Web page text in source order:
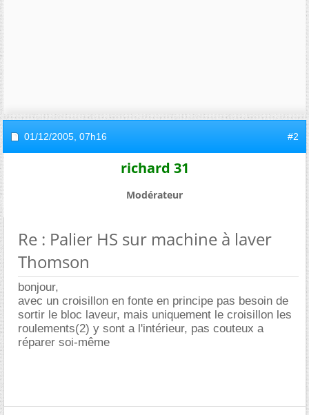
01/12/2005, 07h16 #2
richard 31
Modérateur
Re : Palier HS sur machine à laver
Thomson
bonjour,
avec un croisillon en fonte en principe pas besoin de
sortir le bloc laveur, mais uniquement le croisillon les
roulements(2) y sont a l'intérieur, pas couteux a
réparer soi-même